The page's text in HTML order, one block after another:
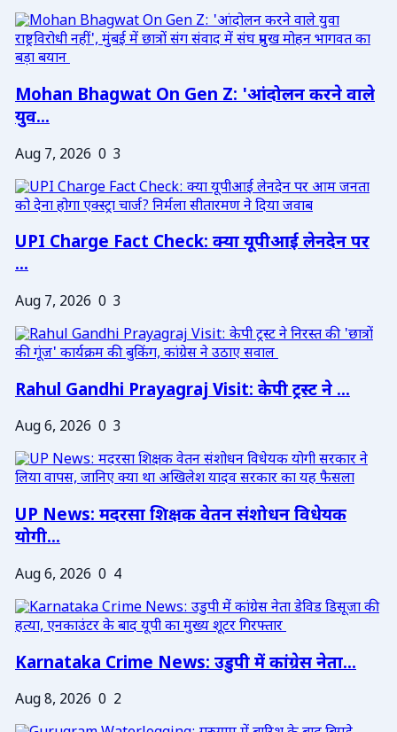
Mohan Bhagwat On Gen Z: 'आंदोलन करने वाले
युव...
Aug 7, 2026 0 3
UPI Charge Fact Check: क्या यूपीआई लेनदेन पर
...
Aug 7, 2026 0 3
Rahul Gandhi Prayagraj Visit: केपी ट्रस्ट ने ...
Aug 6, 2026 0 3
UP News: मदरसा शिक्षक वेतन संशोधन विधेयक
योगी...
Aug 6, 2026 0 4
Karnataka Crime News: उडुपी में कांग्रेस नेता...
Aug 8, 2026 0 2